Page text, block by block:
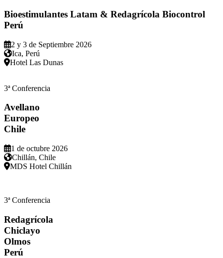
Bioestimulantes Latam & Redagrícola Biocontrol
Perú
2 y 3 de Septiembre 2026
Ica, Perú
Hotel Las Dunas
3ª Conferencia
Avellano
Europeo
Chile
1 de octubre 2026
Chillán, Chile
MDS Hotel Chillán
3ª Conferencia
Redagrícola
Chiclayo
Olmos
Perú